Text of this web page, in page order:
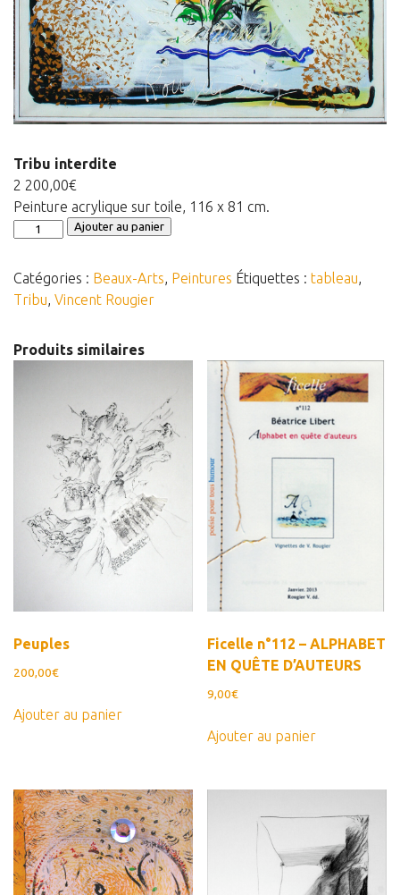
L’actualité
CV
Mon Compte
Déconnexion
Panier
Contact
Tribu interdite
2 200,00€
Peinture acrylique sur toile, 116 x 81 cm.
quantité
Tribu
interdite
Ajouter au panier
Catégories : Beaux-Arts, Peintures Étiquettes : tableau,
Tribu, Vincent Rougier
Produits similaires
Peuples
200,00€
Ajouter au panier
Ficelle n°112 – ALPHABET
EN QUÊTE D’AUTEURS
9,00€
Ajouter au panier